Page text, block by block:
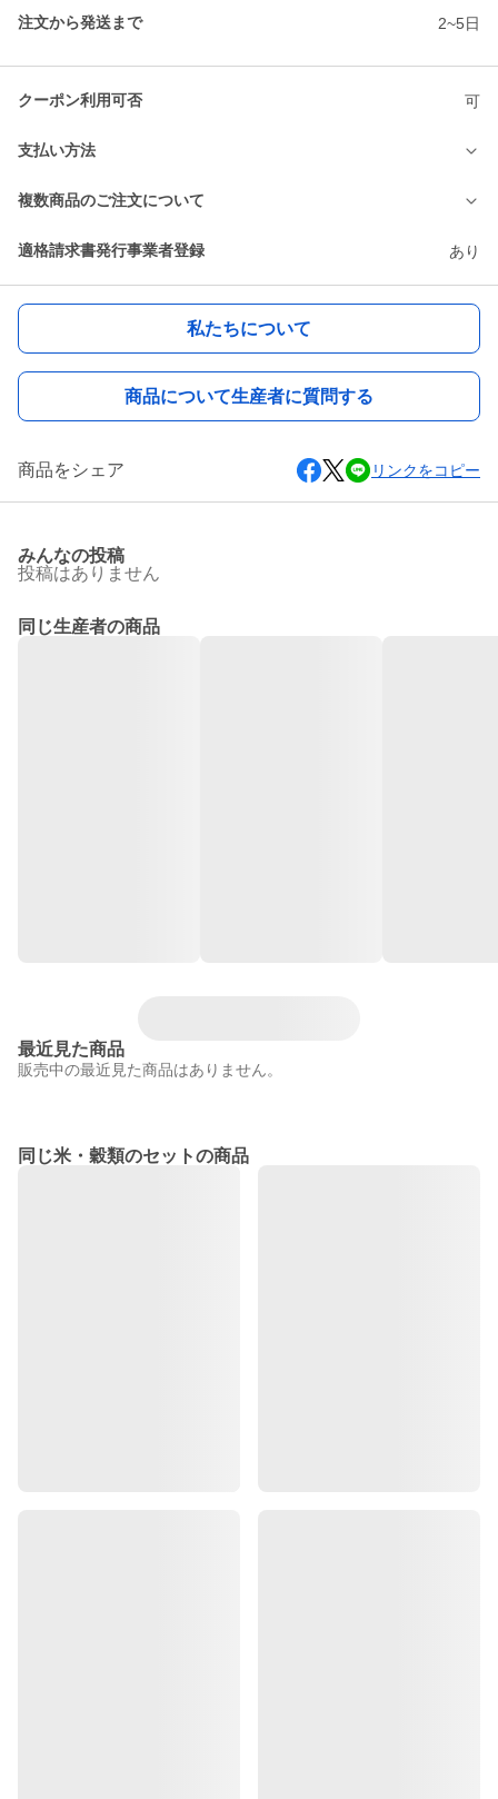
注文から発送まで 2~5日
クーポン利用可否 可
支払い方法
複数商品のご注文について
適格請求書発行事業者登録 あり
私たちについて
商品について生産者に質問する
商品をシェア リンクをコピー
みんなの投稿
投稿はありません
同じ生産者の商品
最近見た商品
販売中の最近見た商品はありません。
同じ米・穀類のセットの商品